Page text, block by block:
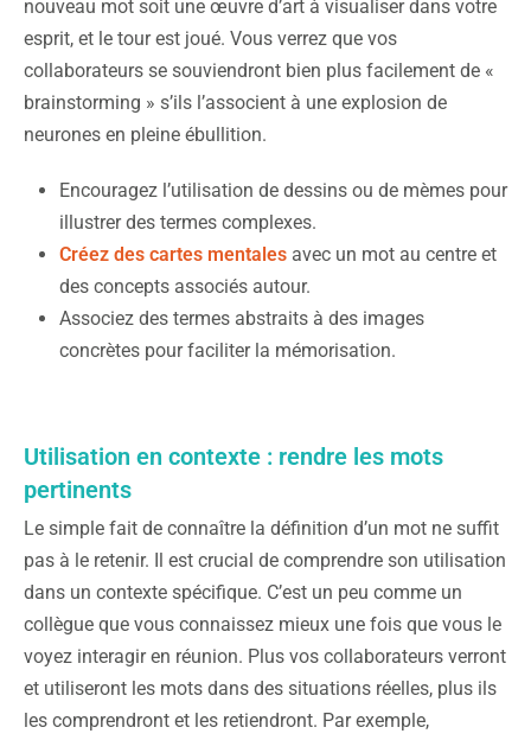
nouveau mot soit une œuvre d’art à visualiser dans votre
esprit, et le tour est joué. Vous verrez que vos
collaborateurs se souviendront bien plus facilement de «
brainstorming » s’ils l’associent à une explosion de
neurones en pleine ébullition.
Encouragez l’utilisation de dessins ou de mèmes pour
illustrer des termes complexes.
Créez des cartes mentales avec un mot au centre et
des concepts associés autour.
Associez des termes abstraits à des images
concrètes pour faciliter la mémorisation.
Utilisation en contexte : rendre les mots
pertinents
Le simple fait de connaître la définition d’un mot ne suffit
pas à le retenir. Il est crucial de comprendre son utilisation
dans un contexte spécifique. C’est un peu comme un
collègue que vous connaissez mieux une fois que vous le
voyez interagir en réunion. Plus vos collaborateurs verront
et utiliseront les mots dans des situations réelles, plus ils
les comprendront et les retiendront. Par exemple,